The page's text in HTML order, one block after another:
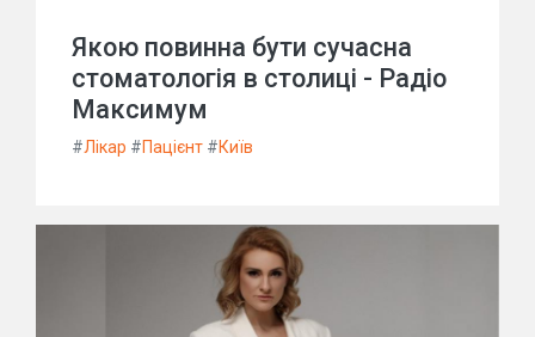
Якою повинна бути сучасна
стоматологія в столиці - Радіо
Максимум
#Лікар #Пацієнт #Київ